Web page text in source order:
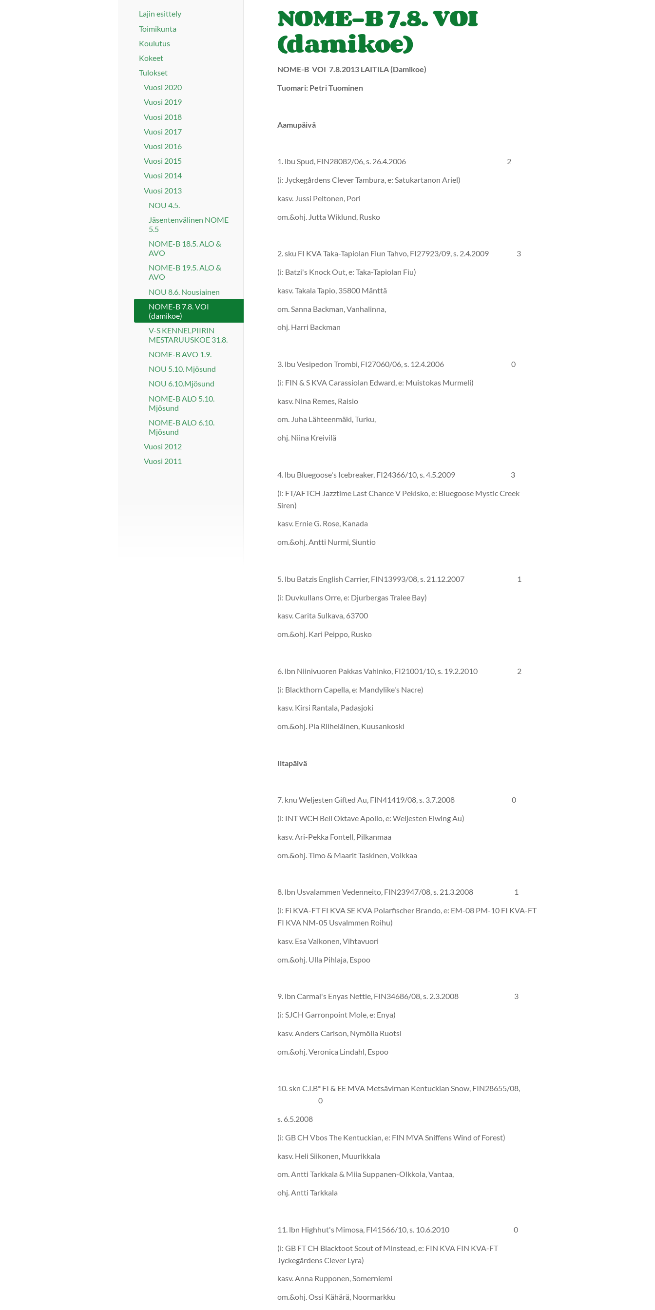
Lajin esittely
Toimikunta
Koulutus
Kokeet
Tulokset
Vuosi 2020
Vuosi 2019
Vuosi 2018
Vuosi 2017
Vuosi 2016
Vuosi 2015
Vuosi 2014
Vuosi 2013
NOU 4.5.
Jäsentenvälinen NOME
5.5
NOME-B 18.5. ALO &
AVO
NOME-B 19.5. ALO &
AVO
NOU 8.6. Nousiainen
NOME-B 7.8. VOI
(damikoe)
V-S KENNELPIIRIN
MESTARUUSKOE 31.8.
NOME-B AVO 1.9.
NOU 5.10. Mjösund
NOU 6.10.Mjösund
NOME-B ALO 5.10.
Mjösund
NOME-B ALO 6.10.
Mjösund
Vuosi 2012
Vuosi 2011
NOME-B 7.8. VOI
(damikoe)
NOME-B VOI 7.8.2013 LAITILA (Damikoe)
Tuomari: Petri Tuominen
Aamupäivä
1. lbu Spud, FIN28082/06, s. 26.4.2006 2
(i: Jyckegårdens Clever Tambura, e: Satukartanon Ariel)
kasv. Jussi Peltonen, Pori
om.&ohj. Jutta Wiklund, Rusko
2. sku FI KVA Taka-Tapiolan Fiun Tahvo, FI27923/09, s. 2.4.2009 3
(i: Batzi's Knock Out, e: Taka-Tapiolan Fiu)
kasv. Takala Tapio, 35800 Mänttä
om. Sanna Backman, Vanhalinna,
ohj. Harri Backman
3. lbu Vesipedon Trombi, FI27060/06, s. 12.4.2006 0
(i: FIN & S KVA Carassiolan Edward, e: Muistokas Murmeli)
kasv. Nina Remes, Raisio
om. Juha Lähteenmäki, Turku,
ohj. Niina Kreivilä
4. lbu Bluegoose's Icebreaker, FI24366/10, s. 4.5.2009 3
(i: FT/AFTCH Jazztime Last Chance V Pekisko, e: Bluegoose Mystic Creek
Siren)
kasv. Ernie G. Rose, Kanada
om.&ohj. Antti Nurmi, Siuntio
5. lbu Batzis English Carrier, FIN13993/08, s. 21.12.2007 1
(i: Duvkullans Orre, e: Djurbergas Tralee Bay)
kasv. Carita Sulkava, 63700
om.&ohj. Kari Peippo, Rusko
6. lbn Niinivuoren Pakkas Vahinko, FI21001/10, s. 19.2.2010 2
(i: Blackthorn Capella, e: Mandylike's Nacre)
kasv. Kirsi Rantala, Padasjoki
om.&ohj. Pia Riiheläinen, Kuusankoski
Iltapäivä
7. knu Weljesten Gifted Au, FIN41419/08, s. 3.7.2008 0
(i: INT WCH Bell Oktave Apollo, e: Weljesten Elwing Au)
kasv. Ari-Pekka Fontell, Pilkanmaa
om.&ohj. Timo & Maarit Taskinen, Voikkaa
8. lbn Usvalammen Vedenneito, FIN23947/08, s. 21.3.2008 1
(i: Fi KVA-FT FI KVA SE KVA Polarfischer Brando, e: EM-08 PM-10 FI KVA-FT
FI KVA NM-05 Usvalmmen Roihu)
kasv. Esa Valkonen, Vihtavuori
om.&ohj. Ulla Pihlaja, Espoo
9. lbn Carmal's Enyas Nettle, FIN34686/08, s. 2.3.2008 3
(i: SJCH Garronpoint Mole, e: Enya)
kasv. Anders Carlson, Nymölla Ruotsi
om.&ohj. Veronica Lindahl, Espoo
10. skn C.I.B* FI & EE MVA Metsävirnan Kentuckian Snow, FIN28655/08,
0
s. 6.5.2008
(i: GB CH Vbos The Kentuckian, e: FIN MVA Sniffens Wind of Forest)
kasv. Heli Siikonen, Muurikkala
om. Antti Tarkkala & Miia Suppanen-Olkkola, Vantaa,
ohj. Antti Tarkkala
11. lbn Highhut's Mimosa, FI41566/10, s. 10.6.2010 0
(i: GB FT CH Blacktoot Scout of Minstead, e: FIN KVA FIN KVA-FT
Jyckegårdens Clever Lyra)
kasv. Anna Rupponen, Somerniemi
om.&ohj. Ossi Kähärä, Noormarkku